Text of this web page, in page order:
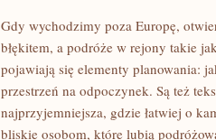
Gdy wychodzimy poza Europę,
błękitem, a podróże w rejony takie
pojawiają się elementy planowania:
przestrzeń na odpoczynek. Są też
najprzyjemniejsza, gdzie łatwiej o
bliskie osobom, które lubią